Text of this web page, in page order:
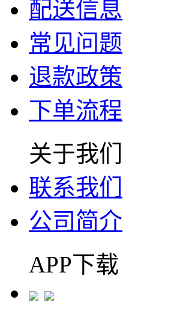
配送信息
常见问题
退款政策
下单流程
关于我们
联系我们
公司简介
APP下载